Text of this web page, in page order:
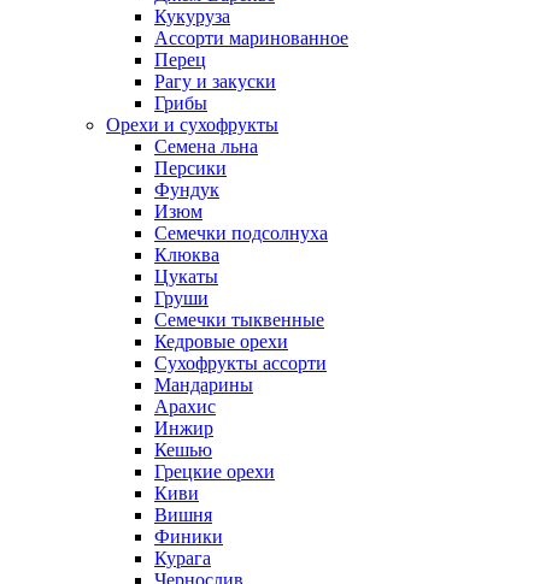
Кукуруза
Ассорти маринованное
Перец
Рагу и закуски
Грибы
Орехи и сухофрукты
Семена льна
Персики
Фундук
Изюм
Семечки подсолнуха
Клюква
Цукаты
Груши
Семечки тыквенные
Кедровые орехи
Сухофрукты ассорти
Мандарины
Арахис
Инжир
Кешью
Грецкие орехи
Киви
Вишня
Финики
Курага
Чернослив